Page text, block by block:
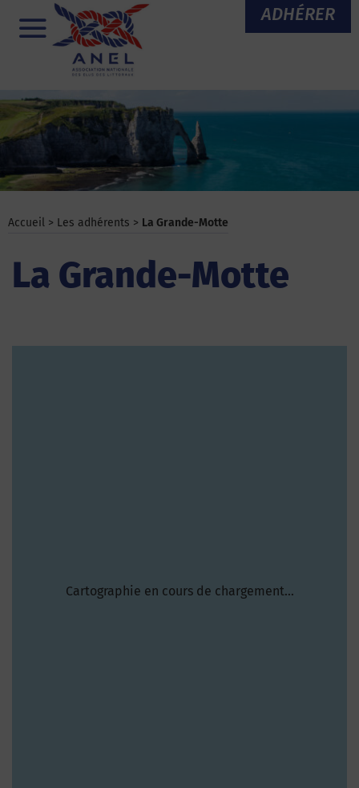
ADHÉRER
Menu
Accueil > Les adhérents > La Grande-Motte
La Grande-Motte
Cartographie en cours de chargement...